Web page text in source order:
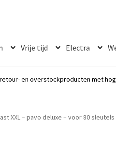
Vrije tijd Electra
en overstockproducten met
XXL – pavo deluxe – voor 80